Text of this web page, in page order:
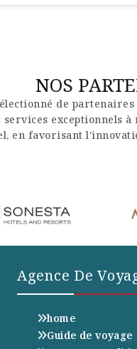
NOS
de
exceptionnels
en favorisant
Agence De
home
Guide de voyage